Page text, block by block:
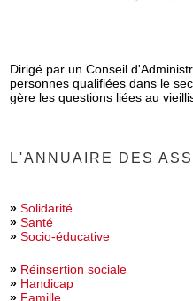
Dirigé par un Conseil
personnes qualifiées dans le
gère les questions liées au
L'ANNUAIRE DES
»Solidarité
»Santé
»Socio-éducative
» Réinsertion sociale
» Handicap
» Famille